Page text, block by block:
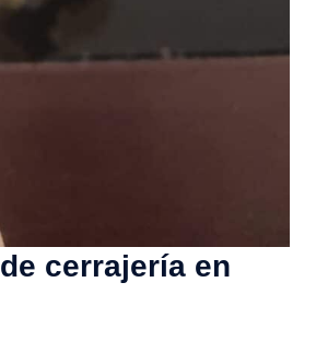
cerrajería en